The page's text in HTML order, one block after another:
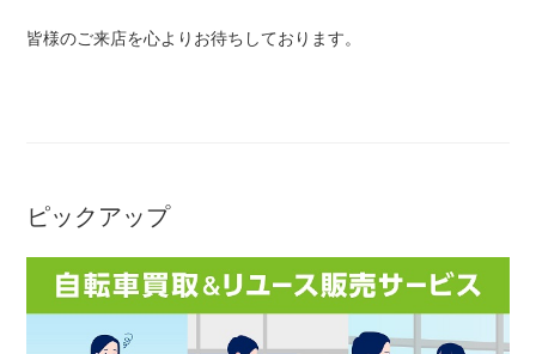
お知らせ一覧
皆様のご来店を心よりお待ちしております。
ピックアップ